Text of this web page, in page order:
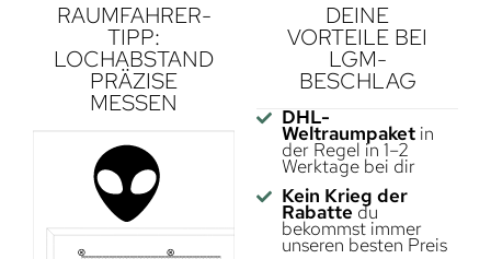
RAUMFAHRER-
TIPP:
LOCHABSTAND
PRÄZISE
MESSEN
DEINE
VORTEILE BEI
LGM-
BESCHLAG
DHL-
Weltraumpaketin
der Regel in 1–2
Werktage bei dir
Kein Krieg der
Rabatte du
bekommst immer
unseren besten Preis